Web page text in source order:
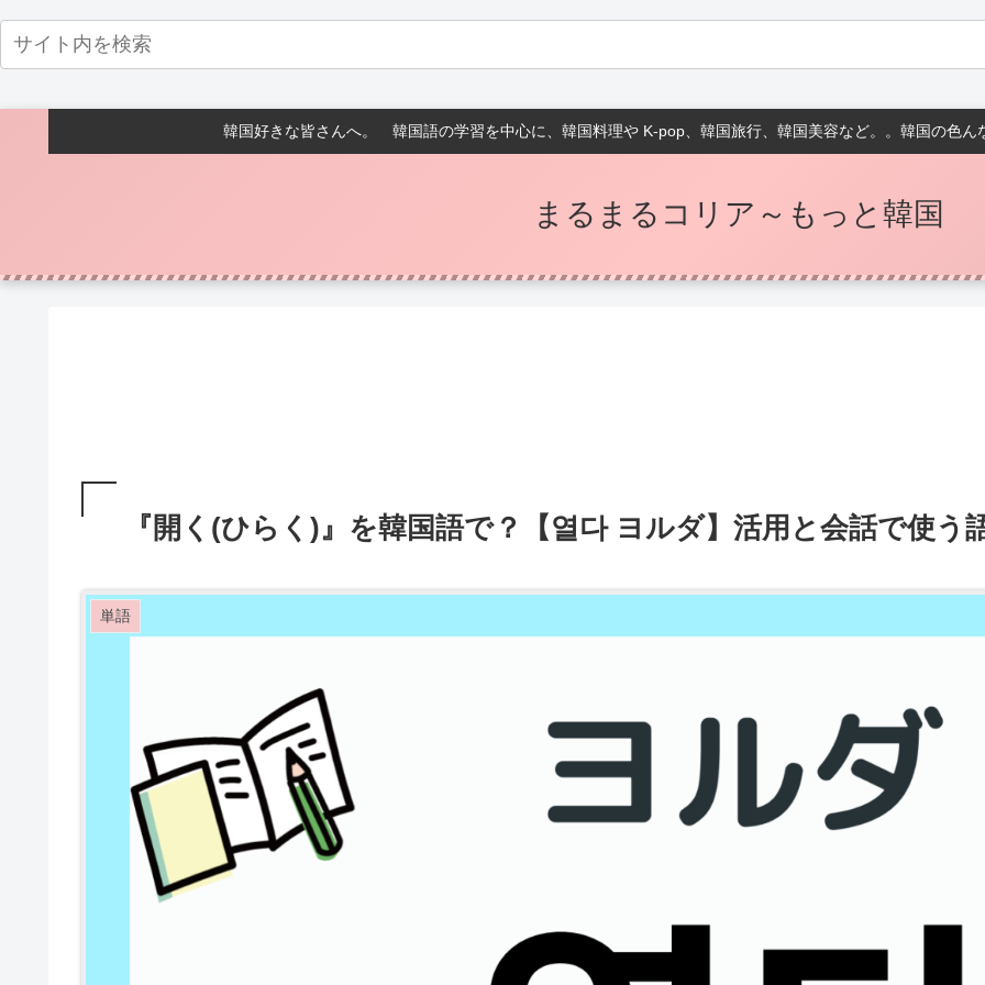
韓国好きな皆さんへ。 韓国語の学習を中心に、韓国料理や K-pop、韓国旅行、韓国美容など。。韓国の色ん
まるまるコリア～もっと韓国
『開く(ひらく)』を韓国語で？【열다 ヨルダ】活用と会話で使う
単語